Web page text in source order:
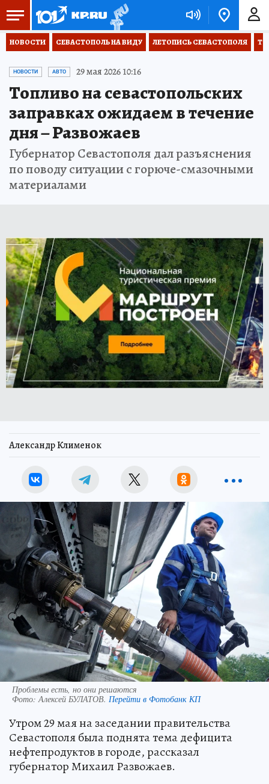
НОВОСТИ СЕВАСТОПОЛЬ НА ВИДУ ЛЕТОПИСЬ СЕВАСТОПОЛЯ
НОВОСТИ АВТО 29 мая 2026 10:16
Топливо на севастопольских
заправках ожидаем в течение
дня – Развожаев
Губернатор Севастополя дал разъяснения
по поводу ситуации с горюче-смазочными
материалами
Александр Клименок
Проблемы есть, но они решаются
Фото:Алексей БУЛАТОВ. Перейти в Фотобанк КП
Утром 29 мая на заседании правительства
Севастополя была поднята тема дефицита
нефтепродуктов в городе, рассказал
губернатор Михаил Развожаев.